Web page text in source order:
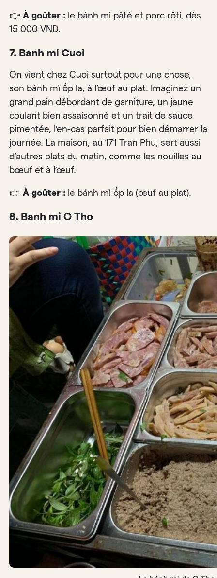
👉À goûter : le bánh mì pâté et porc rôti, dès
15 000 VND.
7. Banh mi Cuoi
On vient chez Cuoi surtout pour une chose,
son bánh mì ốp la, à l’œuf au plat. Imaginez un
grand pain débordant de garniture, un jaune
coulant bien assaisonné et un trait de sauce
pimentée, l’en-cas parfait pour bien démarrer la
journée. La maison, au 171 Tran Phu, sert aussi
d’autres plats du matin, comme les nouilles au
bœuf et à l’œuf.
👉À goûter : le bánh mì ốp la (œuf au plat).
8. Banh mi O Tho